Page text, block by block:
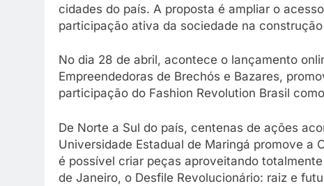
cidades do país. A proposta é ampliar o
participação ativa da sociedade na
No dia 28 de abril, acontece o lançamento
Empreendedoras de Brechós e Bazares,
participação do Fashion Revolution Brasil
De Norte a Sul do país, centenas de ações
Universidade Estadual de Maringá promove a
é possível criar peças aproveitando
de Janeiro, o Desfile Revolucionário: raiz e